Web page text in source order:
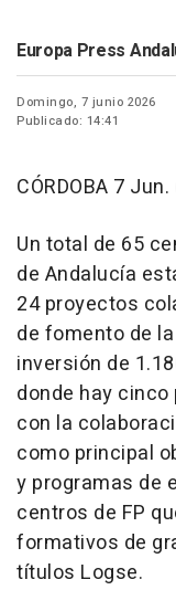
Europa Press
Domingo, 7 junio 2026
Publicado: 14:41
CÓRDOBA 7 Jun.
Un total de 65
de Andalucía
24 proyectos
de fomento de
inversión de
donde hay
con la
como principal
y programas de
centros de FP
formativos de
títulos Logse.